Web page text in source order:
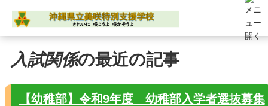
入試関係の最近の記事
【幼稚部】令和9年度 幼稚部入学者選抜募集